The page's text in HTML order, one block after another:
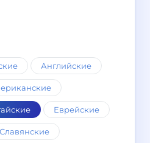
Английские
Еврейские
Славянские